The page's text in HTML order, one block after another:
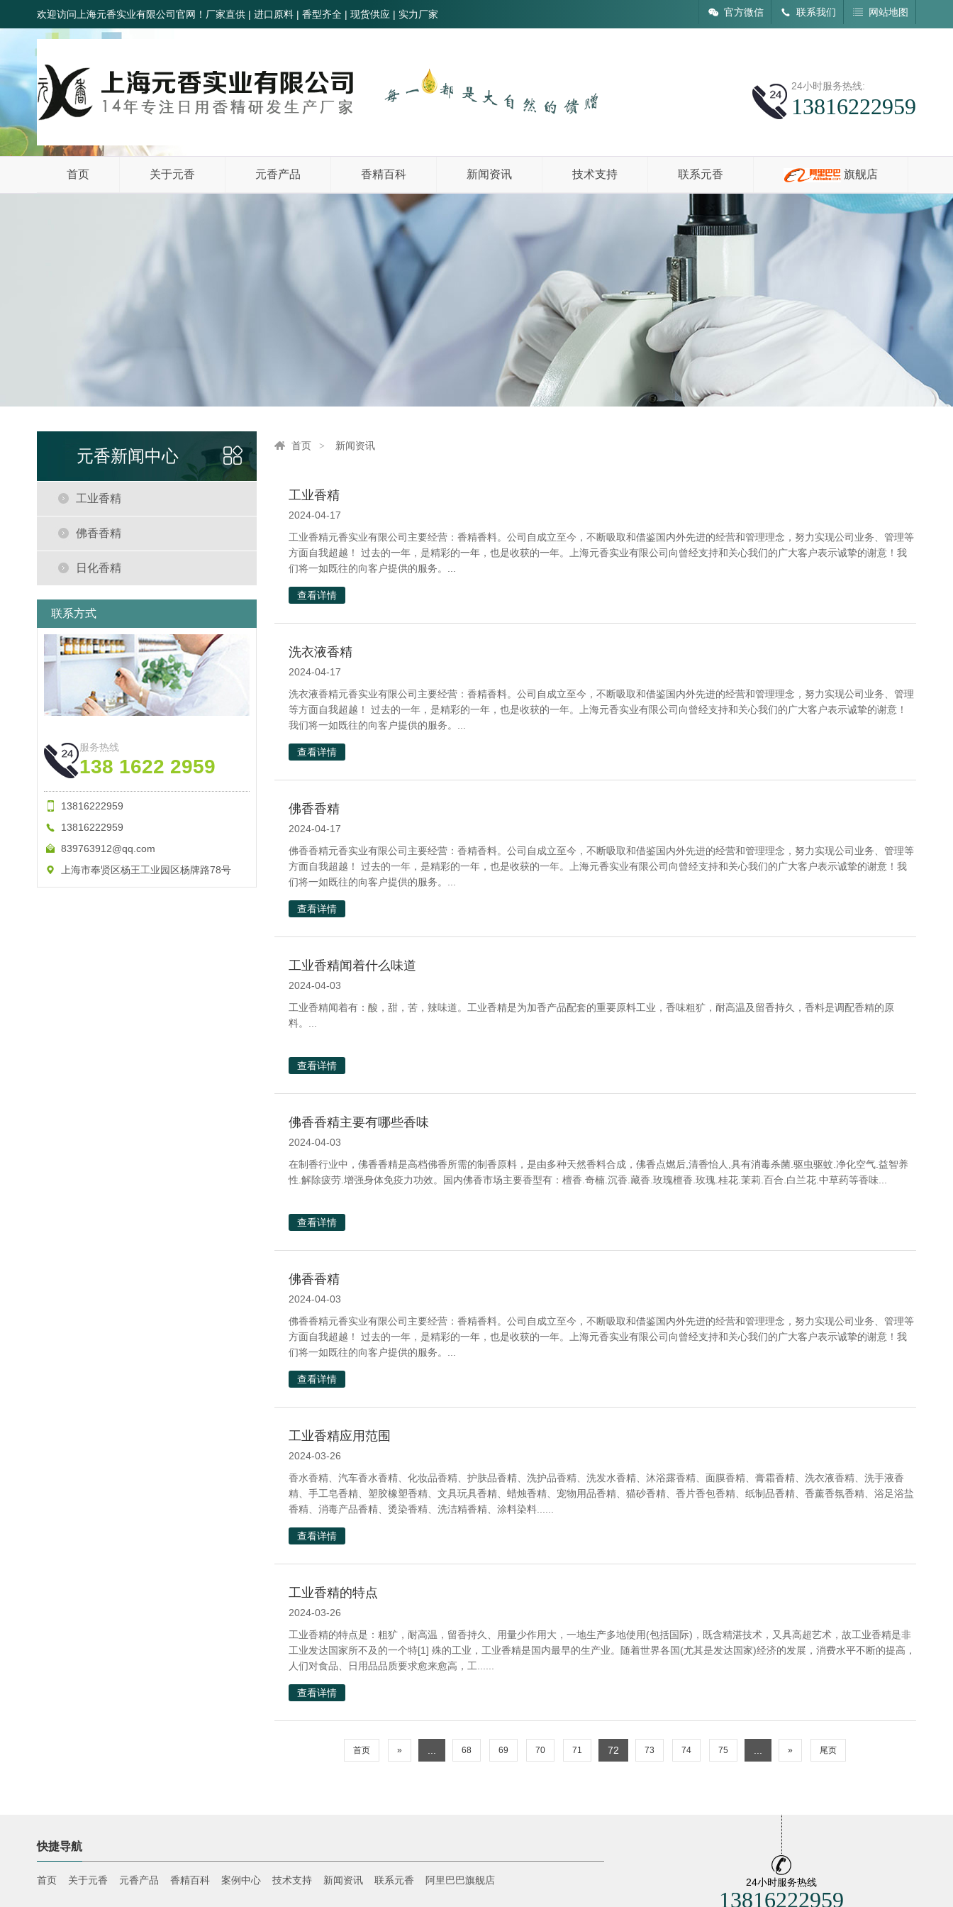
欢迎访问上海元香实业有限公司官网！厂家直供 | 进口原料 | 香型齐全 | 现货供应 | 实力厂家 官方微信 联系我们 网站地图
24小时服务热线:
13816222959
首页 关于元香 元香产品 香精百科 新闻资讯 技术支持 联系元香 旗舰店
元香新闻中心
工业香精
佛香香精
日化香精
联系方式
服务热线
138 1622 2959
13816222959
13816222959
839763912@qq.com
上海市奉贤区杨王工业园区杨牌路78号
首页 新闻资讯
工业香精
2024-04-17
工业香精元香实业有限公司主要经营：香精香料。公司自成立至今，不断吸取和借鉴国内外先进的经营和管理理念，努力实现公司业务、管理等
方面自我超越！ 过去的一年，是精彩的一年，也是收获的一年。上海元香实业有限公司向曾经支持和关心我们的广大客户表示诚挚的谢意！我
们将一如既往的向客户提供的服务。...
查看详情
洗衣液香精
2024-04-17
洗衣液香精元香实业有限公司主要经营：香精香料。公司自成立至今，不断吸取和借鉴国内外先进的经营和管理理念，努力实现公司业务、管理
等方面自我超越！ 过去的一年，是精彩的一年，也是收获的一年。上海元香实业有限公司向曾经支持和关心我们的广大客户表示诚挚的谢意！
我们将一如既往的向客户提供的服务。...
查看详情
佛香香精
2024-04-17
佛香香精元香实业有限公司主要经营：香精香料。公司自成立至今，不断吸取和借鉴国内外先进的经营和管理理念，努力实现公司业务、管理等
方面自我超越！ 过去的一年，是精彩的一年，也是收获的一年。上海元香实业有限公司向曾经支持和关心我们的广大客户表示诚挚的谢意！我
们将一如既往的向客户提供的服务。...
查看详情
工业香精闻着什么味道
2024-04-03
工业香精闻着有：酸，甜，苦，辣味道。工业香精是为加香产品配套的重要原料工业，香味粗犷，耐高温及留香持久，香料是调配香精的原
料。...
查看详情
佛香香精主要有哪些香味
2024-04-03
在制香行业中，佛香香精是高档佛香所需的制香原料，是由多种天然香料合成，佛香点燃后,清香怡人,具有消毒杀菌.驱虫驱蚊.净化空气.益智养
性.解除疲劳.增强身体免疫力功效。国内佛香市场主要香型有：檀香.奇楠.沉香.藏香.玫瑰檀香.玫瑰.桂花.茉莉.百合.白兰花.中草药等香味...
查看详情
佛香香精
2024-04-03
佛香香精元香实业有限公司主要经营：香精香料。公司自成立至今，不断吸取和借鉴国内外先进的经营和管理理念，努力实现公司业务、管理等
方面自我超越！ 过去的一年，是精彩的一年，也是收获的一年。上海元香实业有限公司向曾经支持和关心我们的广大客户表示诚挚的谢意！我
们将一如既往的向客户提供的服务。...
查看详情
工业香精应用范围
2024-03-26
香水香精、汽车香水香精、化妆品香精、护肤品香精、洗护品香精、洗发水香精、沐浴露香精、面膜香精、膏霜香精、洗衣液香精、洗手液香
精、手工皂香精、塑胶橡塑香精、文具玩具香精、蜡烛香精、宠物用品香精、猫砂香精、香片香包香精、纸制品香精、香薰香氛香精、浴足浴盐
香精、消毒产品香精、烫染香精、洗洁精香精、涂料染料......
查看详情
工业香精的特点
2024-03-26
工业香精的特点是：粗犷，耐高温，留香持久、用量少作用大，一地生产多地使用(包括国际)，既含精湛技术，又具高超艺术，故工业香精是非
工业发达国家所不及的一个特[1] 殊的工业，工业香精是国内最早的生产业。随着世界各国(尤其是发达国家)经济的发展，消费水平不断的提高，
人们对食品、日用品品质要求愈来愈高，工......
查看详情
首页 » 68 69 70 71 72 73 74 75 » 尾页
快捷导航
首页 关于元香 元香产品 香精百科 案例中心 技术支持 新闻资讯 联系元香 阿里巴巴旗舰店 24小时服务热线
13816222959